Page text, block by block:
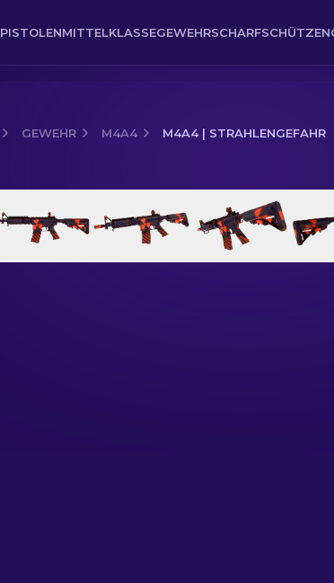
PISTOLENMITTELKLASSEGEWEHR
GEWEHR M4A4 M4A4 | STRAHLENGEFAHR